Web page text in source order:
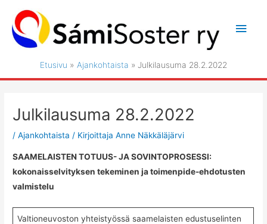
sisältöön
Etusivu Ajankohtaista Julkilausuma 28.2.2022
Julkilausuma 28.2.2022
/Ajankohtaista / KirjoittajaAnne Näkkäläjärvi
SAAMELAISTEN TOTUUS- JA SOVINTOPROSESSI:
kokonaisselvityksen tekeminen ja toimenpide-ehdotusten
valmistelu
Valtioneuvoston yhteistyössä saamelaisten edustuselinten